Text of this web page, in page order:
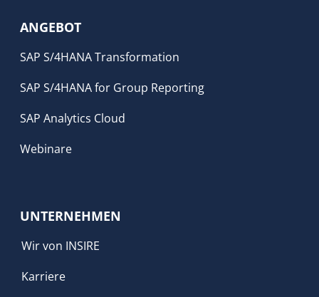
ANGEBOT
SAP S/4HANA Transformation
SAP S/4HANA for Group Reporting
SAP Analytics Cloud
Webinare
UNTERNEHMEN
Wir von INSIRE
Karriere